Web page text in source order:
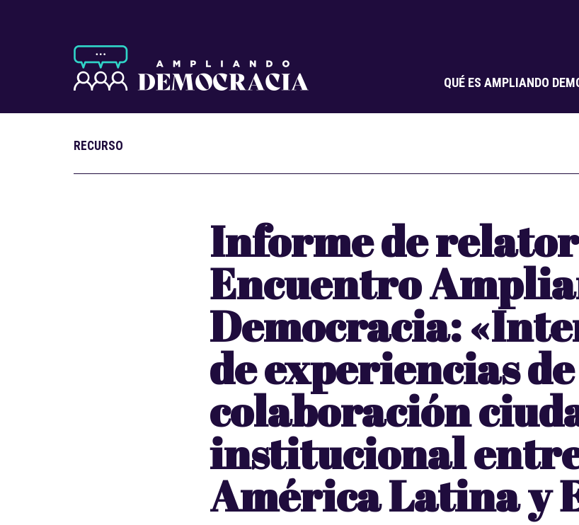
QUÉ ES AMPLIANDO
RECURSO
Informe de
Encuentro
Democracia:
de experiencias de
colaboración
institucional
América Latina y